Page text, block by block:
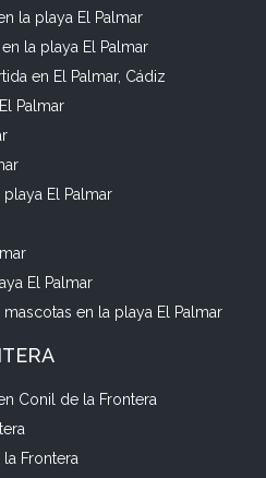
la playa El Palmar
la playa El Palmar
en El Palmar, Cádiz
Palmar
El Palmar
El Palmar
en la playa El Palmar
Conil de la Frontera
Frontera